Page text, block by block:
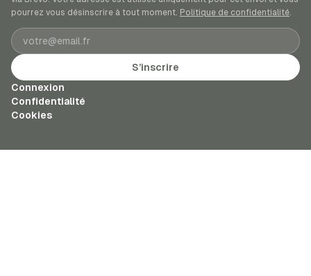
pourrez vous désinscrire à tout moment. Politique de confidentialité.
Adresse e-mail
S’inscrire
Connexion
Confidentialité
Cookies